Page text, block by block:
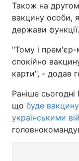
Також на
вакцину особи,
держави функції.
"Тому і прем'єр-
спокійно
карти", - додав
Раніше
що буде
українськими